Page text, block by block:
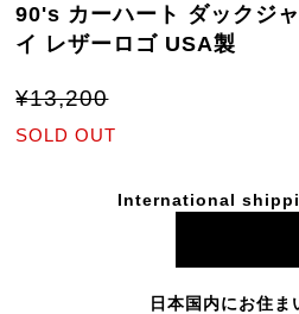
90's カーハート ダックジ
イ レザーロゴ USA製
¥13,200
SOLD OUT
International
日本国内にお住ま